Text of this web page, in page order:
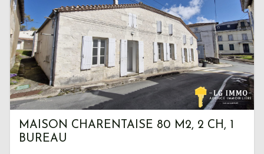
MAISON CHARENTAISE 80 M2, 2 CH, 1
BUREAU